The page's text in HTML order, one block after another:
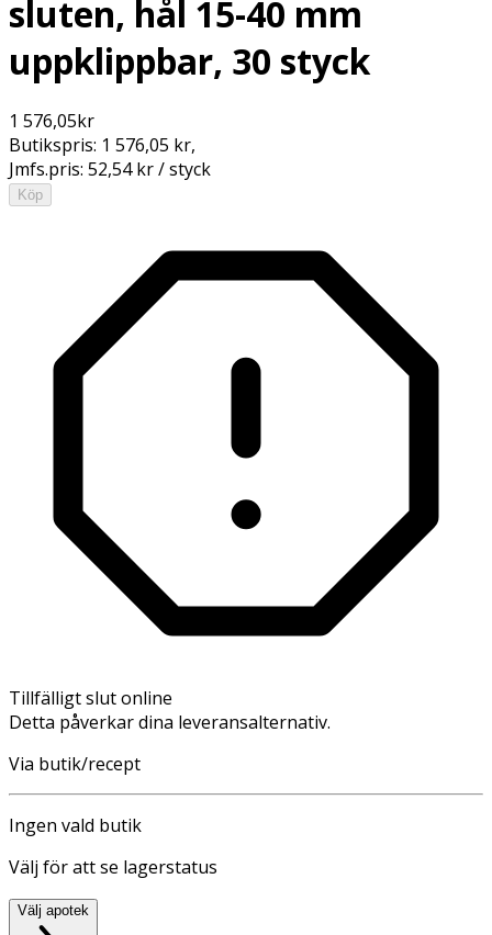
sluten, hål 15-40 mm
uppklippbar, 30 styck
1 576,05kr
Butikspris: 1 576,05 kr,
Jmfs.pris: 52,54 kr / styck
Köp
Tillfälligt slut online
Detta påverkar dina leveransalternativ.
Via butik/recept
Ingen vald butik
Välj för att se lagerstatus
Välj apotek